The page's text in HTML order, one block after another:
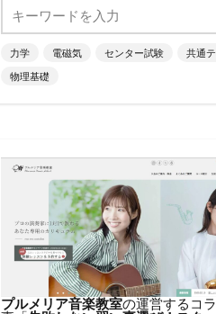
力学 電磁気 センター試験
共通
物理基礎
プルメリア音楽教室の運営するコ